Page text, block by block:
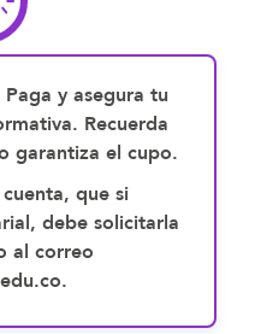
y asegura tu
Recuerda
garantiza el cupo.
que si
debe solicitarla
al correo